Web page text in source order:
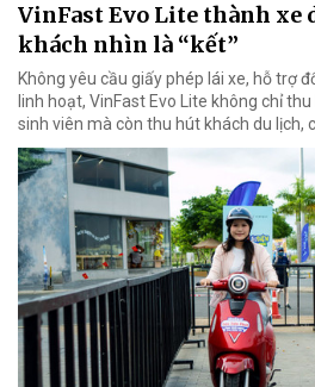
VinFast Evo Lite thành xe
khách nhìn là “kết”
Không yêu cầu giấy phép lái xe, hỗ trợ
linh hoạt, VinFast Evo Lite không chỉ
sinh viên mà còn thu hút khách du lịch,